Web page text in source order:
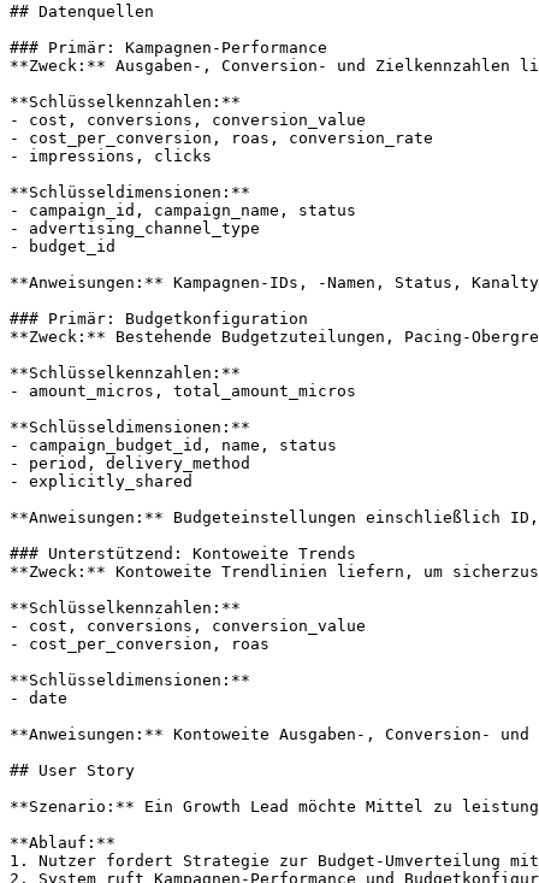
## Datenquellen
### Primär: Kampagnen-Performance
**Zweck:** Ausgaben-, Conversion- und Zielkennzahlen
**Schlüsselkennzahlen:**
- cost, conversions, conversion_value
- cost_per_conversion, roas, conversion_rate
- impressions, clicks
**Schlüsseldimensionen:**
- campaign_id, campaign_name, status
- advertising_channel_type
- budget_id
**Anweisungen:** Kampagnen-IDs, -Namen, Status,
### Primär: Budgetkonfiguration
**Zweck:** Bestehende Budgetzuteilungen, Pacing-
**Schlüsselkennzahlen:**
- amount_micros, total_amount_micros
**Schlüsseldimensionen:**
- campaign_budget_id, name, status
- period, delivery_method
- explicitly_shared
**Anweisungen:** Budgeteinstellungen einschließlich
### Unterstützend: Kontoweite Trends
**Zweck:** Kontoweite Trendlinien liefern, um
**Schlüsselkennzahlen:**
- cost, conversions, conversion_value
- cost_per_conversion, roas
**Schlüsseldimensionen:**
- date
**Anweisungen:** Kontoweite Ausgaben-, Conversion-
## User Story
**Szenario:** Ein Growth Lead möchte Mittel zu
**Ablauf:**
1. Nutzer fordert Strategie zur Budget-Umverteilung
2. System ruft Kampagnen-Performance und